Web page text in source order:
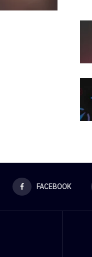
FACEBOOK